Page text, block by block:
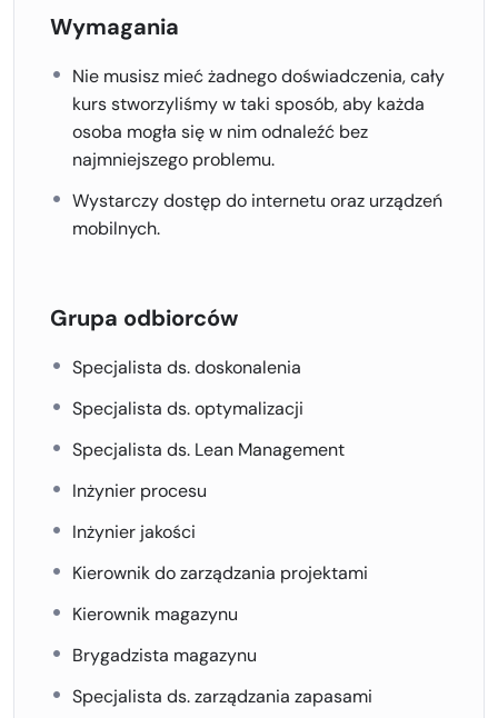
Zabezpieczanie zapasów:
wypadek nieprzewidzianych zdarzeń, takich jak
opóźnienia w dostawach czy nagły wzrost popytu.
Zarządzanie cyklem życia produktu:
Monitorowanie zmian w popycie w różnych fazach
cyklu życia produktu (wprowadzenie, wzrost,
Kontrola kosztów
wynajem przestrzeni magazynowej, ubezpieczenie, a
Koszty zamówienia:
Koszty związane z
zamawianiem towarów, w tym koszty transportu i
administracyjne.
Wymagania
Nie musisz mieć żadnego doświadczenia, cały
kurs stworzyliśmy w taki sposób, aby każda
osoba mogła się w nim odnaleźć bez
najmniejszego problemu.
Wystarczy dostęp do internetu oraz urządzeń
mobilnych.
Grupa odbiorców
Specjalista ds. doskonalenia
Specjalista ds. optymalizacji
Specjalista ds. Lean Management
Inżynier procesu
Inżynier jakości
Kierownik do zarządzania projektami
Kierownik magazynu
Brygadzista magazynu
Specjalista ds. zarządzania zapasami